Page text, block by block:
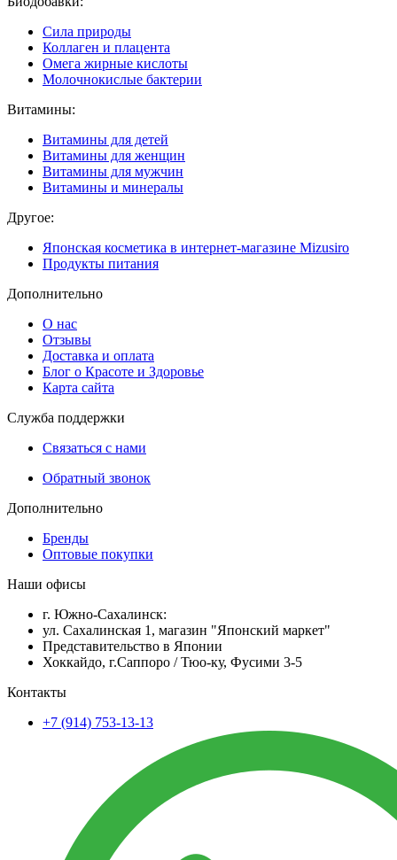
Сила природы
Коллаген и плацента
Омега жирные кислоты
Молочнокислые бактерии
Витамины:
Витамины для детей
Витамины для женщин
Витамины для мужчин
Витамины и минералы
Другое:
Японская косметика в интернет-магазине Mizusiro
Продукты питания
Дополнительно
О нас
Отзывы
Доставка и оплата
Блог о Красоте и Здоровье
Карта сайта
Служба поддержки
Связаться с нами
Обратный звонок
Дополнительно
Бренды
Оптовые покупки
Наши офисы
г. Южно-Сахалинск:
ул. Сахалинская 1, магазин "Японский маркет"
Представительство в Японии
Хоккайдо, г.Саппоро / Тюо-ку, Фусими 3-5
Контакты
+7 (914) 753-13-13